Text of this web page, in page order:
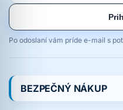
Po odoslaní vám príde e-mail s
BEZPEČNÝ NÁKUP